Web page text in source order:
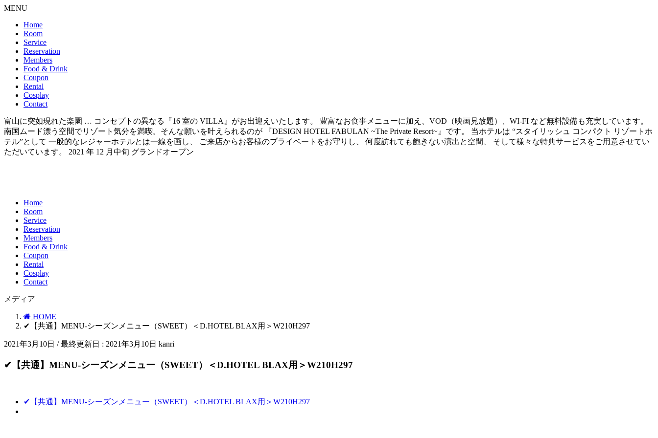
MENU
Home
Room
Service
Reservation
Members
Food & Drink
Coupon
Rental
Cosplay
Contact
富山に突如現れた楽園 … コンセプトの異なる『16 室の VILLA』がお出迎えいたします。 豊富なお食事メニューに加え、VOD（映画見放題）、WI-FI など無料設備も充実しています。
南国ムード漂う空間でリゾート気分を満喫。そんな願いを叶えられるのが 『DESIGN HOTEL FABULAN ~The Private Resort~』です。 当ホテルは “スタイリッシュ コンパクト リゾートホ
テル”として 一般的なレジャーホテルとは一線を画し、 ご来店からお客様のプライベートをお守りし、 何度訪れても飽きない演出と空間、 そして様々な特典サービスをご用意させてい
ただいています。 2021 年 12 月中旬 グランドオープン
Home
Room
Service
Reservation
Members
Food & Drink
Coupon
Rental
Cosplay
Contact
メディア
HOME
✔︎【共通】MENU-シーズンメニュー（SWEET）＜D.HOTEL BLAX用＞W210H297
2021年3月10日 / 最終更新日 : 2021年3月10日 kanri
✔︎【共通】MENU-シーズンメニュー（SWEET）＜D.HOTEL BLAX用＞W210H297
✔︎【共通】MENU-シーズンメニュー（SWEET）＜D.HOTEL BLAX用＞W210H297